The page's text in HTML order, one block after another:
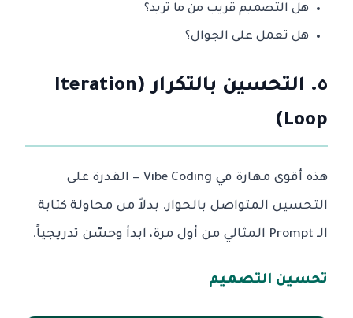
هل التصميم قريب من ما تريد؟
هل تعمل على الجوال؟
٥. التحسين بالتكرار (Iteration
Loop)
هذه أقوى مهارة في Vibe Coding — القدرة على
التحسين المتواصل بالحوار. بدلاً من محاولة كتابة
الـ Prompt المثالي من أول مرة، ابدأ وحسّن تدريجياً.
تحسين التصميم